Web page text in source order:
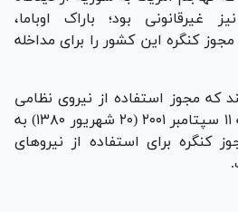
غیرقانونی بود؛ باراک اوباما،
کنگره این کشور را برای مداخله
که مجوز استفاده از نیروی نظامی
(AUMF) که پس از حادثه ۱۱ سپتامبر ۲۰۰۱ (۲۰ شهریور ۱۳۸۰) به
کنگره برای استفاده از نیرو‌های